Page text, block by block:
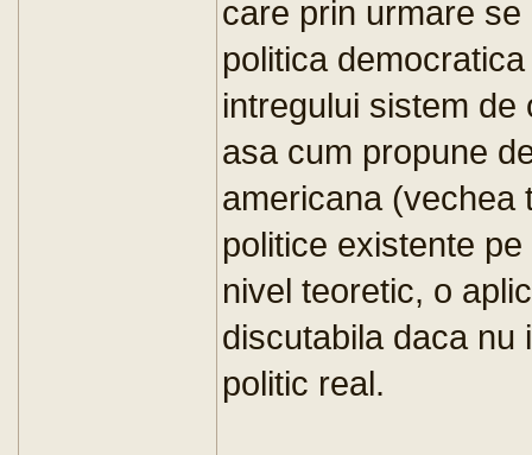
care prin urmare
politica
intregului sistem
asa cum propune
americana (vechea
politice existente
nivel teoretic, o
discutabila daca nu
politic real.